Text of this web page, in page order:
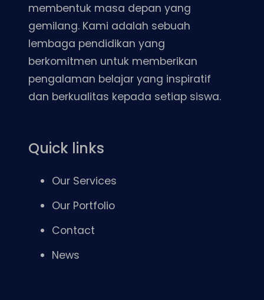
membentuk masa depan yang
gemilang. Kami adalah sebuah
lembaga pendidikan yang
berkomitmen untuk memberikan
pengalaman belajar yang inspiratif
dan berkualitas kepada setiap siswa.
Quick links
Our Services
Our Portfolio
Contact
News